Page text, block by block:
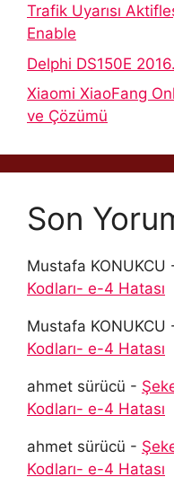
Trafik Uyarısı
Enable
Delphi DS150E
Xiaomi XiaoFang
ve Çözümü
Son
Mustafa KONUKCU
Kodları- e-4 Hatası
Mustafa KONUKCU
Kodları- e-4 Hatası
ahmet sürücü -
Kodları- e-4 Hatası
ahmet sürücü -
Kodları- e-4 Hatası